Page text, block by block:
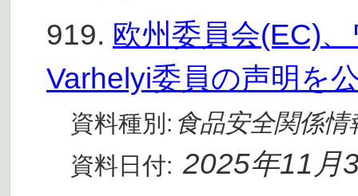
919. 欧州委員会(EC)
Varhelyi委員の声明を
資料種別: 食品安全関係情
資料日付: 2025年11月